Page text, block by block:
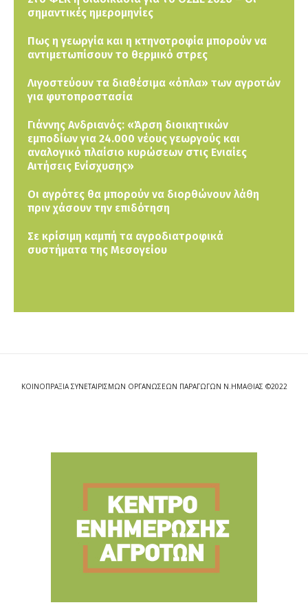
σημαντικές ημερομηνίες
Πως η γεωργία και η κτηνοτροφία μπορούν να
αντιμετωπίσουν το θερμικό στρες
Λιγοστεύουν τα διαθέσιμα «όπλα» των αγροτών
για φυτοπροστασία
Γιάννης Ανδριανός: «Άρση διοικητικών
εμποδίων για 24.000 νέους γεωργούς και
αναλογικό πλαίσιο κυρώσεων στις Ενιαίες
Αιτήσεις Ενίσχυσης»
Οι αγρότες θα μπορούν να διορθώνουν λάθη
πριν χάσουν την επιδότηση
Σε κρίσιμη καμπή τα αγροδιατροφικά
συστήματα της Μεσογείου
ΚΟΙΝΟΠΡΑΞΙΑ ΣΥΝΕΤΑΙΡΙΣΜΩΝ ΟΡΓΑΝΩΣΕΩΝ ΠΑΡΑΓΩΓΩΝ Ν.ΗΜΑΘΙΑΣ ©2022